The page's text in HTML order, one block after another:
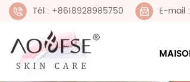
Tél : +8618928985750 E-mail